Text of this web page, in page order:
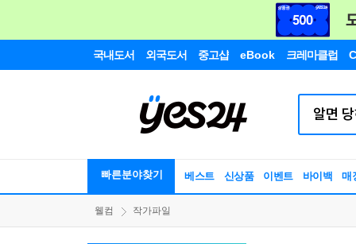
국내도서 외국도서 중고샵 eBook 크레마클럽
빠른분야찾기 베스트 신상품 이벤트 바이백 매
웰컴 작가파일